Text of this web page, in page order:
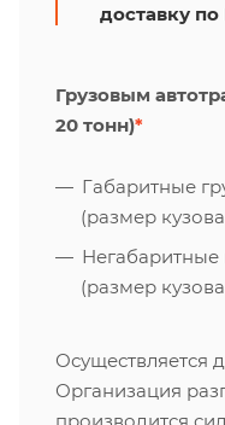
доставку
Грузовым
20 тонн)*
Габаритные
(размер кузова
Негабаритные
(размер кузова
Осуществляется
Организация